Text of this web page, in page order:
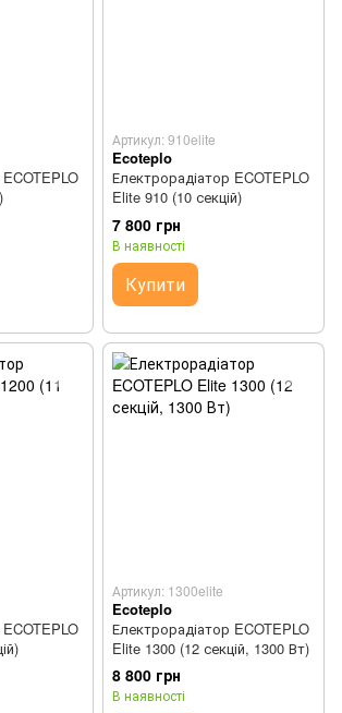
Артикул: 910elite
Ecoteplo
Електрорадіатор ECOTEPLO
Elite 910 (10 секцій)
7 800 грн
В наявності
Купити
Артикул: 1300elite
Ecoteplo
Електрорадіатор ECOTEPLO
Elite 1300 (12 секцій, 1300 Вт)
8 800 грн
В наявності